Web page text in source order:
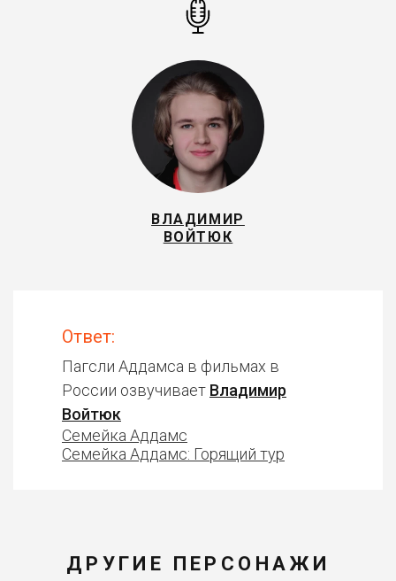
ВЛАДИМИР
ВОЙТЮК
Ответ:
Пагсли Аддамса в фильмах в
России озвучивает Владимир
Войтюк
Семейка Аддамс
Семейка Аддамс: Горящий тур
ДРУГИЕ ПЕРСОНАЖИ